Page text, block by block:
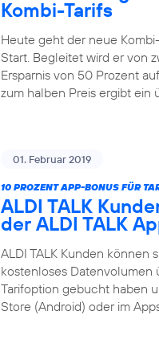
Kombi-Tarifs
Heute geht der neue
Start. Begleitet wird er von
Ersparnis von 50 Prozent
zum halben Preis ergibt
01. Februar 2019
10 PROZENT APP-BONUS FÜR
ALDI TALK
der ALDI TALK
ALDI TALK Kunden können
kostenloses Datenvolumen
Tarifoption gebucht haben
Store (Android) oder im